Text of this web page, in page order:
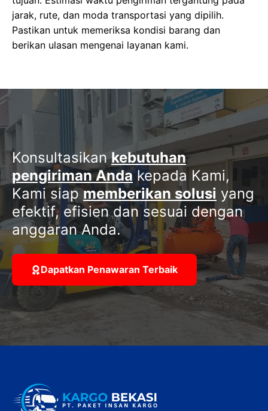
jarak, rute, dan moda transportasi yang dipilih.
Pastikan untuk memeriksa kondisi barang dan
berikan ulasan mengenai layanan kami.
Konsultasikankebutuhan
pengiriman Andakepada Kami,
Kami siapmemberikan solusi yang
efektif, efisien dan sesuai dengan
anggaran Anda.
Dapatkan Penawaran Terbaik